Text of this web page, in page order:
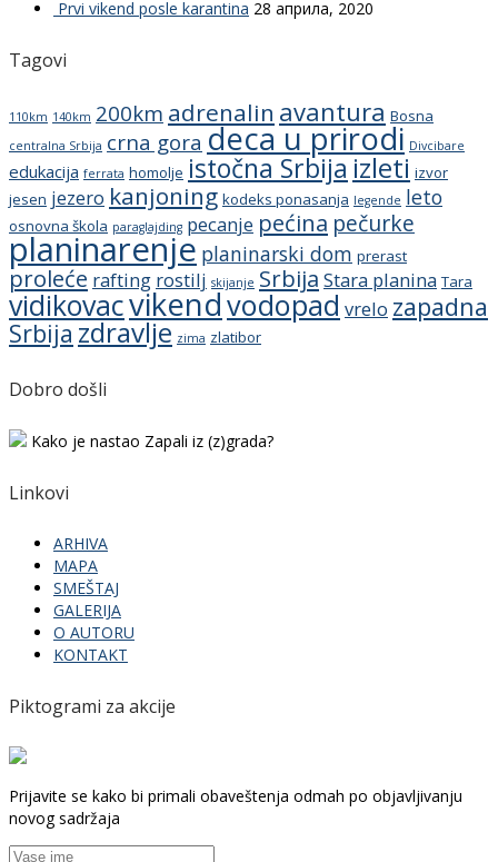
Prvi vikend posle karantina 28 априла, 2020
Tagovi
110km 140km 200km adrenalin avantura Bosna
centralna Srbija crna gora deca u prirodi Divcibare
edukacija ferrata homolje istočna Srbija izleti izvor
jesen jezero kanjoning kodeks ponasanja legende leto
osnovna škola paraglajding pecanje pećina pečurke
planinarenje planinarski dom prerast
proleće rafting rostilj skijanje Srbija Stara planina Tara
vidikovacvikendvodopad vrelo zapadna
Srbija zdravlje zima zlatibor
Dobro došli
Kako je nastao Zapali iz (z)grada?
Linkovi
ARHIVA
MAPA
SMEŠTAJ
GALERIJA
O AUTORU
KONTAKT
Piktogrami za akcije
Prijavite se kako bi primali obaveštenja odmah po objavljivanju
novog sadržaja